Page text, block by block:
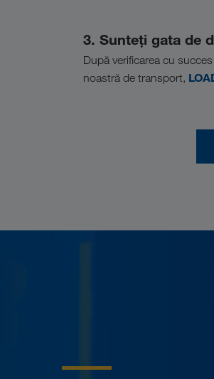
3. Sunteți gata de
După verificarea cu
noastră de transport,